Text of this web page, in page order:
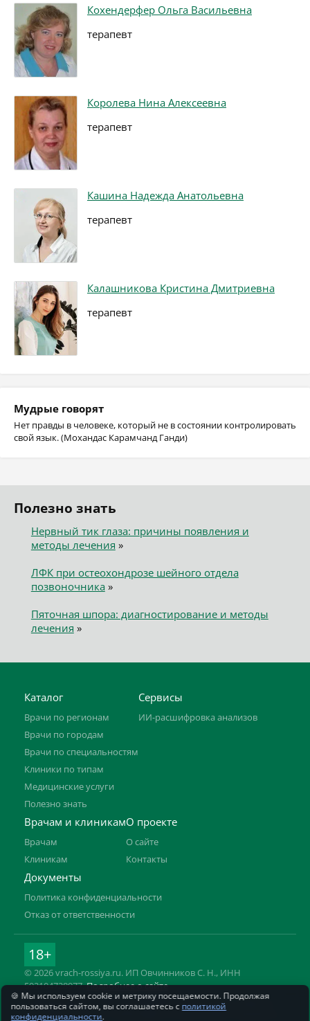
Кохендерфер Ольга Васильевна
терапевт
Королева Нина Алексеевна
терапевт
Кашина Надежда Анатольевна
терапевт
Калашникова Кристина Дмитриевна
терапевт
Мудрые говорят
Нет правды в человеке, который не в состоянии контролировать
свой язык. (Мохандас Карамчанд Ганди)
Полезно знать
Нервный тик глаза: причины появления и
методы лечения »
ЛФК при остеохондрозе шейного отдела
позвоночника»
Пяточная шпора: диагностирование и методы
лечения »
Каталог
Врачи по регионам
Врачи по городам
Врачи по специальностям
Клиники по типам
Медицинские услуги
Полезно знать
Сервисы
ИИ-расшифровка анализов
Врачам и клиникам
Врачам
Клиникам
О проекте
О сайте
Контакты
Документы
Политика конфиденциальности
Отказ от ответственности
18+
© 2026 vrach-rossiya.ru. ИП Овчинников С. Н., ИНН
592104728977.Подробнее о сайте
Информация на сайте не заменяет приём врача. Имеются
противопоказания, необходима консультация специалиста.
🍪 Мы используем cookie и метрику посещаемости. Продолжая
пользоваться сайтом, вы соглашаетесь с политикой
конфиденциальности.